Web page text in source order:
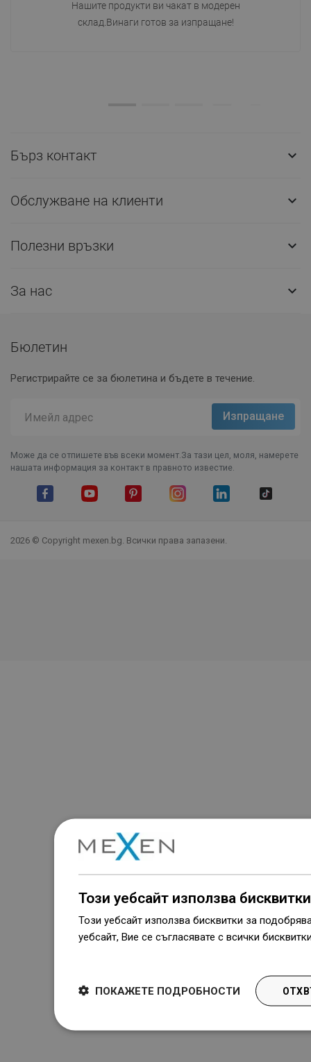
Нашите продукти ви чакат в модерен
склад.Винаги готов за изпращане!
Бърз контакт 
Обслужване на клиенти 
Полезни връзки 
За нас 
Бюлетин
Регистрирайте се за бюлетина и бъдете в течение.
Може да се отпишете във всеки момент.За тази цел, моля, намерете
нашата информация за контакт в правното известие.
2026 © Copyright mexen.bg. Всички права запазени.
Този уебсайт използва бисквитки
Този уебсайт използва бисквитки за
уебсайт, Вие се съгласявате с всички
ПОКАЖЕТЕ ПОДРОБНОСТИ